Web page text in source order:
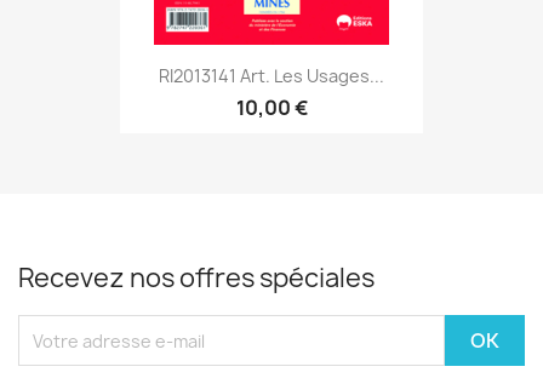
RI2013141 Art. Les Usages...
10,00 €
Recevez nos offres spéciales